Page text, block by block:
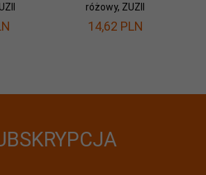
różowy, ZUZII
14,62 PLN